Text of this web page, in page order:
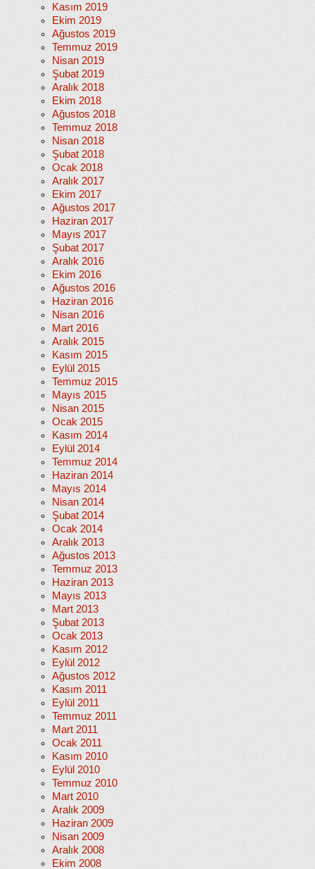
Kasım 2019
Ekim 2019
Ağustos 2019
Temmuz 2019
Nisan 2019
Şubat 2019
Aralık 2018
Ekim 2018
Ağustos 2018
Temmuz 2018
Nisan 2018
Şubat 2018
Ocak 2018
Aralık 2017
Ekim 2017
Ağustos 2017
Haziran 2017
Mayıs 2017
Şubat 2017
Aralık 2016
Ekim 2016
Ağustos 2016
Haziran 2016
Nisan 2016
Mart 2016
Aralık 2015
Kasım 2015
Eylül 2015
Temmuz 2015
Mayıs 2015
Nisan 2015
Ocak 2015
Kasım 2014
Eylül 2014
Temmuz 2014
Haziran 2014
Mayıs 2014
Nisan 2014
Şubat 2014
Ocak 2014
Aralık 2013
Ağustos 2013
Temmuz 2013
Haziran 2013
Mayıs 2013
Mart 2013
Şubat 2013
Ocak 2013
Kasım 2012
Eylül 2012
Ağustos 2012
Kasım 2011
Eylül 2011
Temmuz 2011
Mart 2011
Ocak 2011
Kasım 2010
Eylül 2010
Temmuz 2010
Mart 2010
Aralık 2009
Haziran 2009
Nisan 2009
Aralık 2008
Ekim 2008